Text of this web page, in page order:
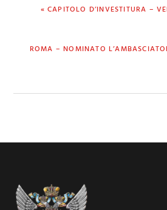
PREVIOUS
« CAPITOLO D’INVESTITURA –
NEXT
ROMA – NOMINATO
Footer